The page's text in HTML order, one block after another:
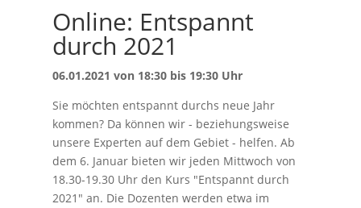
Online: Entspannt
durch 2021
06.01.2021 von 18:30 bis 19:30 Uhr
Sie möchten entspannt durchs neue Jahr
kommen? Da können wir - beziehungsweise
unsere Experten auf dem Gebiet - helfen. Ab
dem 6. Januar bieten wir jeden Mittwoch von
18.30-19.30 Uhr den Kurs "Entspannt durch
2021" an. Die Dozenten werden etwa im